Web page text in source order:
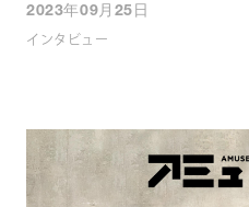
2023年09月25日
インタビュー